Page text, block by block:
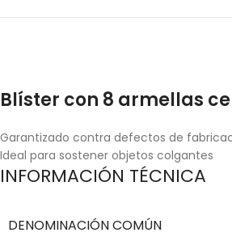
Blíster con 8 armellas
Garantizado contra defectos de
Ideal para sostener objetos colgantes
INFORMACIÓN TÉCNICA
DENOMINACIÓN COMÚN